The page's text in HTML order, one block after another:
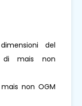
del
di mais non
non OGM